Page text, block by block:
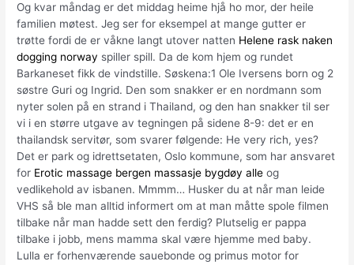
Og kvar måndag er det middag heime hjå ho mor, der heile
familien møtest. Jeg ser for eksempel at mange gutter er
trøtte fordi de er våkne langt utover natten Helene rask naken
dogging norway spiller spill. Da de kom hjem og rundet
Barkaneset fikk de vindstille. Søskena:1 Ole Iversens born og 2
søstre Guri og Ingrid. Den som snakker er en nordmann som
nyter solen på en strand i Thailand, og den han snakker til ser
vi i en større utgave av tegningen på sidene 8-9: det er en
thailandsk servitør, som svarer følgende: He very rich, yes?
Det er park og idrettsetaten, Oslo kommune, som har ansvaret
for Erotic massage bergen massasje bygdøy alle og
vedlikehold av isbanen. Mmmm… Husker du at når man leide
VHS så ble man alltid informert om at man måtte spole filmen
tilbake når man hadde sett den ferdig? Plutselig er pappa
tilbake i jobb, mens mamma skal være hjemme med baby.
Lulla er forhenværende sauebonde og primus motor for